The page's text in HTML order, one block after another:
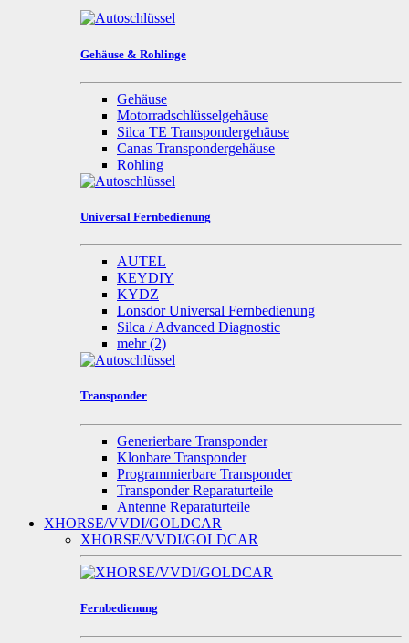
Gehäuse & Rohlinge
Gehäuse
Motorradschlüsselgehäuse
Silca TE Transpondergehäuse
Canas Transpondergehäuse
Rohling
Universal Fernbedienung
AUTEL
KEYDIY
KYDZ
Lonsdor Universal Fernbedienung
Silca / Advanced Diagnostic
mehr(2)
Transponder
Generierbare Transponder
Klonbare Transponder
Programmierbare Transponder
Transponder Reparaturteile
Antenne Reparaturteile
XHORSE/VVDI/GOLDCAR
XHORSE/VVDI/GOLDCAR
Fernbedienung